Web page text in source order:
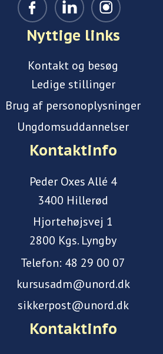
Nyttige links
Kontakt og besøg
Ledige stillinger
Brug af personoplysninger
Ungdomsuddannelser
Kontaktinfo
Peder Oxes Allé 4
3400 Hillerød
Hjortehøjsvej 1
2800 Kgs. Lyngby
Telefon: 48 29 00 07
kursusadm@unord.dk
sikkerpost@unord.dk
Kontaktinfo